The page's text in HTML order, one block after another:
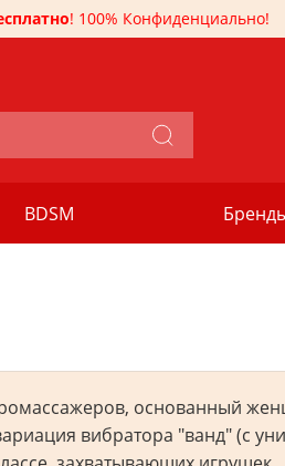
! 100% Конфиденциально!
BDSM
основанный
вибратора "ванд" (с